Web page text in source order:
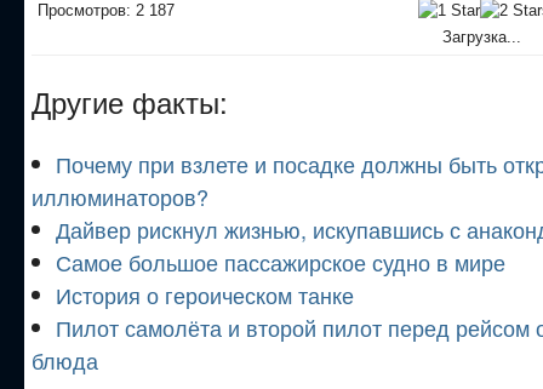
Просмотров: 2 187
Загрузка...
Другие факты:
Почему при взлете и посадке должны быть
иллюминаторов?
Дайвер рискнул жизнью, искупавшись с
Самое большое пассажирское судно в мире
История о героическом танке
Пилот самолёта и второй пилот перед рейсом
блюда